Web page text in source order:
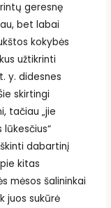
geresnę
bet labai
kokybės
užtikrinti
y. didesnes
skirtingi
tačiau „jie
dabartinį
kitas
mėsos šalininkai
juos sukūrė